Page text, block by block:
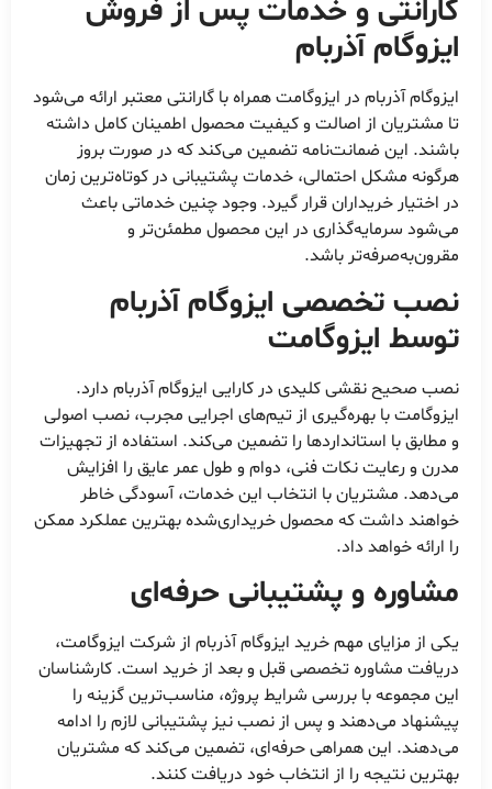
گارانتی و خدمات پس از فروش
ایزوگام آذربام
ایزوگام آذربام در ایزوگامت همراه با گارانتی معتبر ارائه می‌شود
تا مشتریان از اصالت و کیفیت محصول اطمینان کامل داشته
باشند. این ضمانت‌نامه تضمین می‌کند که در صورت بروز
هرگونه مشکل احتمالی، خدمات پشتیبانی در کوتاه‌ترین زمان
در اختیار خریداران قرار گیرد. وجود چنین خدماتی باعث
می‌شود سرمایه‌گذاری در این محصول مطمئن‌تر و
مقرون‌به‌صرفه‌تر باشد.
نصب تخصصی ایزوگام آذربام
توسط ایزوگامت
نصب صحیح نقشی کلیدی در کارایی ایزوگام آذربام دارد.
ایزوگامت با بهره‌گیری از تیم‌های اجرایی مجرب، نصب اصولی
و مطابق با استانداردها را تضمین می‌کند. استفاده از تجهیزات
مدرن و رعایت نکات فنی، دوام و طول عمر عایق را افزایش
می‌دهد. مشتریان با انتخاب این خدمات، آسودگی خاطر
خواهند داشت که محصول خریداری‌شده بهترین عملکرد ممکن
را ارائه خواهد داد.
مشاوره و پشتیبانی حرفه‌ای
یکی از مزایای مهم خرید ایزوگام آذربام از شرکت ایزوگامت،
دریافت مشاوره تخصصی قبل و بعد از خرید است. کارشناسان
این مجموعه با بررسی شرایط پروژه، مناسب‌ترین گزینه را
پیشنهاد می‌دهند و پس از نصب نیز پشتیبانی لازم را ادامه
می‌دهند. این همراهی حرفه‌ای، تضمین می‌کند که مشتریان
بهترین نتیجه را از انتخاب خود دریافت کنند.